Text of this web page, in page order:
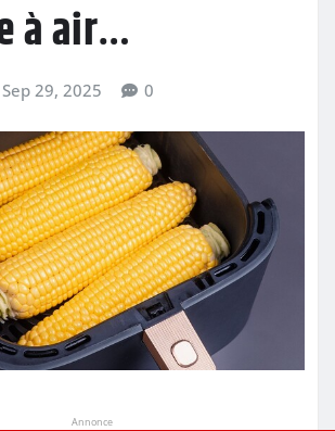
à air…
Sep 29, 2025 0
Annonce